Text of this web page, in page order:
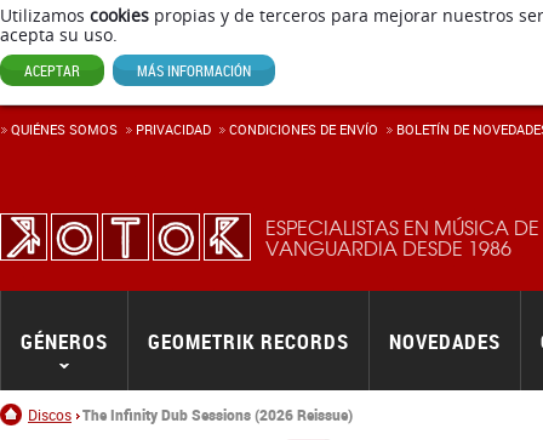
Utilizamos cookies propias y de terceros para mejorar nuestros
acepta su uso.
ACEPTAR MÁS INFORMACIÓN
ESPECIALISTAS EN MÚSICA DE
VANGUARDIA DESDE 1986
Inicio
Discos The Infinity Dub Sessions (2026 Reissue)
GÉNEROS GEOMETRIK RECORDS NOVEDADES
QUIÉNES SOMOS PRIVACIDAD CONDICIONES DE ENVÍ­O BOLETÍN DE